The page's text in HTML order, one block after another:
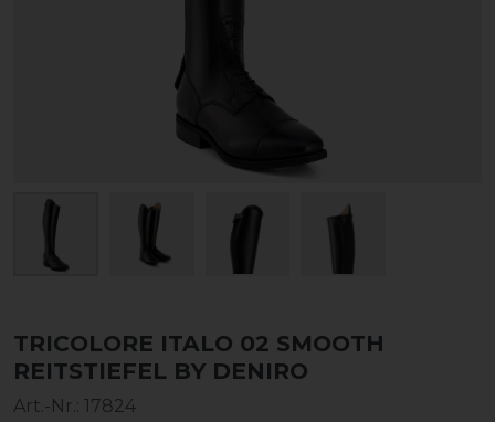
TRICOLORE ITALO 02 SMOOTH
REITSTIEFEL BY DENIRO
Art.-Nr.: 17824